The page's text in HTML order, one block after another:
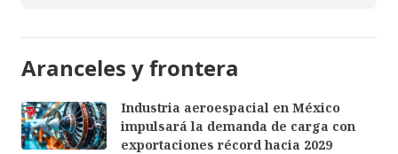
Aranceles y frontera
Industria aeroespacial en México
impulsará la demanda de carga con
exportaciones récord hacia 2029